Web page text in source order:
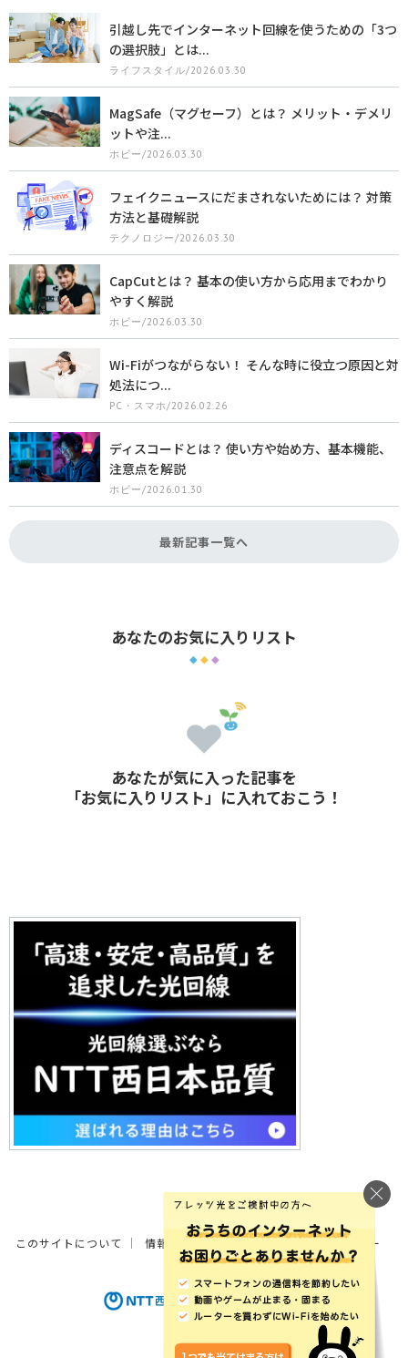
引越し先でインターネット回線を使うための「3つ
の選択肢」とは...
ライフスタイル/2026.03.30
MagSafe（マグセーフ）とは？ メリット・デメリ
ットや注...
ホビー/2026.03.30
フェイクニュースにだまされないためには？ 対策
方法と基礎解説
テクノロジー/2026.03.30
CapCutとは？ 基本の使い方から応用までわかり
やすく解説
ホビー/2026.03.30
Wi-Fiがつながらない！ そんな時に役立つ原因と対
処法につ...
PC・スマホ/2026.02.26
ディスコードとは？ 使い方や始め方、基本機能、
注意点を解説
ホビー/2026.01.30
最新記事一覧へ
あなたのお気に入りリスト
あなたが気に入った記事を
「お気に入りリスト」に入れておこう！
このサイトについて 情報の外部送信について サイトポリシー